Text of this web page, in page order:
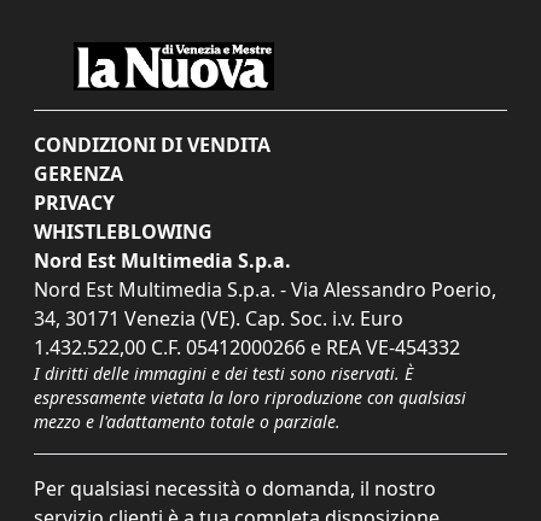
CONDIZIONI DI VENDITA
GERENZA
PRIVACY
WHISTLEBLOWING
Nord Est Multimedia S.p.a.
Nord Est Multimedia S.p.a. - Via Alessandro Poerio,
34, 30171 Venezia (VE). Cap. Soc. i.v. Euro
1.432.522,00 C.F. 05412000266 e REA VE-454332
I diritti delle immagini e dei testi sono riservati. È
espressamente vietata la loro riproduzione con qualsiasi
mezzo e l'adattamento totale o parziale.
Per qualsiasi necessità o domanda, il nostro